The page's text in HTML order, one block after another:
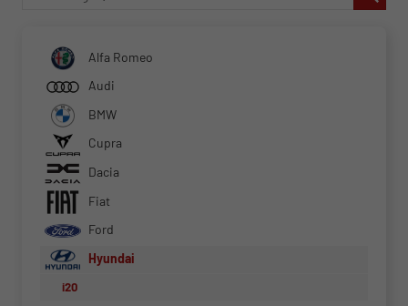
Alfa Romeo
Audi
BMW
Cupra
Dacia
Fiat
Ford
Hyundai
i20